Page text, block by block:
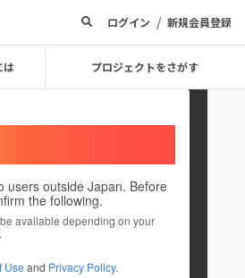
ログイン / 新規会員登録
は プロジェクトをさがす
users outside Japan. Before
the following.
available depending on your
Use and Privacy Policy.